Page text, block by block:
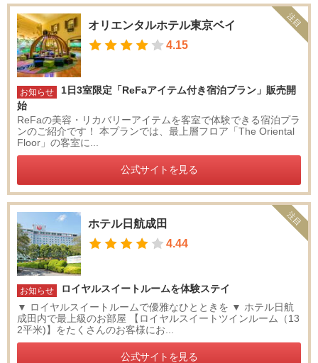
オリエンタルホテル東京ベイ
4.15
お知らせ
1日3室限定「ReFaアイテム付き宿泊プラン」販売開
始
ReFaの美容・リカバリーアイテムを客室で体験できる宿泊プラ
ンのご紹介です！ 本プランでは、最上層フロア「The Oriental
Floor」の客室に...
公式サイトを見る
注目
ホテル日航成田
4.44
お知らせ
ロイヤルスイートルームを体験ステイ
▼ ロイヤルスイートルームで優雅なひとときを ▼ ホテル日航
成田内で最上級のお部屋 【ロイヤルスイートツインルーム（13
2平米)】をたくさんのお客様にお...
公式サイトを見る
注目